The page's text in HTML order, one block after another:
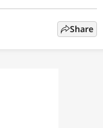
Share